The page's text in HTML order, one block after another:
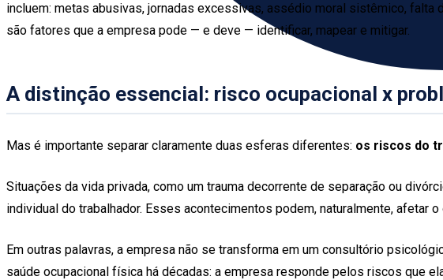
incluem: metas abusivas, jornadas excessivas, assédio moral sistêmico,
são fatores que a empresa pode — e deve — identificar, mapear e mitigar.
A distinção essencial: risco ocupacional x
Mas é importante separar claramente duas esferas diferentes: os riscos do
Situações da vida privada, como um trauma decorrente de separação ou
individual do trabalhador. Esses acontecimentos podem, naturalmente,
Em outras palavras, a empresa não se transforma em um consultório
saúde ocupacional física há décadas: a empresa responde pelos riscos que